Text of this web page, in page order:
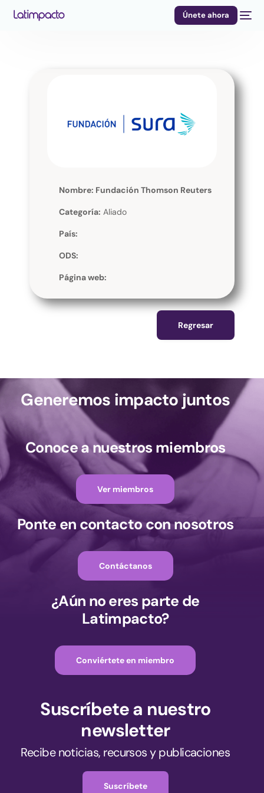
Únete ahora
Nombre: Fundación Thomson Reuters
Categoría: Aliado
País:
ODS:
Página web:
Regresar
Generemos impacto juntos
Conoce a nuestros miembros
Ver miembros
Ponte en contacto con nosotros
Contáctanos
¿Aún no eres parte de
Latimpacto?
Conviértete en miembro
Suscríbete a nuestro
newsletter
Recibe noticias, recursos y publicaciones
Suscríbete